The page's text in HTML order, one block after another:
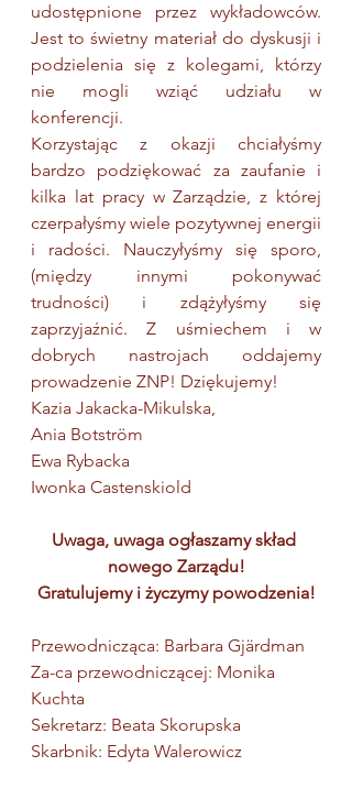
udostępnione przez wykładowców.
Jest to świetny materiał do dyskusji i
podzielenia się z kolegami, którzy
nie mogli wziąć udziału w
konferencji.
Korzystając z okazji chciałyśmy
bardzo podziękować za zaufanie i
kilka lat pracy w Zarządzie, z której
czerpałyśmy wiele pozytywnej energii
i radości. Nauczyłyśmy się sporo,
(między innymi pokonywać
trudności) i zdążyłyśmy się
zaprzyjaźnić. Z uśmiechem i w
dobrych nastrojach oddajemy
prowadzenie ZNP! Dziękujemy!
Kazia Jakacka-Mikulska,
Ania Botström
Ewa Rybacka
Iwonka Castenskiold
Uwaga, uwaga ogłaszamy skład
nowego Zarządu!
Gratulujemy i życzymy powodzenia!
Przewodnicząca: Barbara Gjärdman
Za-ca przewodniczącej: Monika
Kuchta
Sekretarz: Beata Skorupska
Skarbnik: Edyta Walerowicz